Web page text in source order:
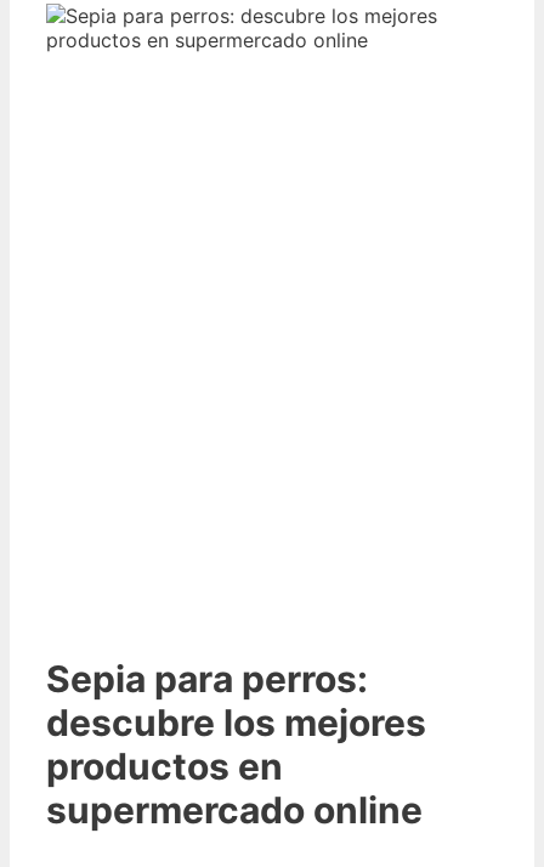
Sepia para perros:
descubre los mejores
productos en
supermercado online